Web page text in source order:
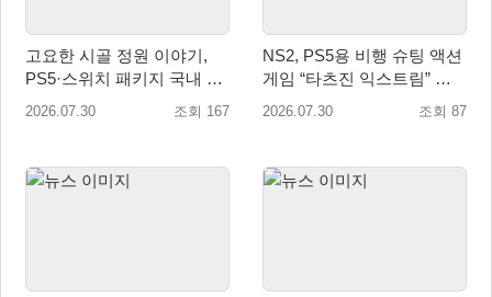
고요한 시골 정원 이야기,
PS5·스위치 패키지 국내 정
식 출시
2026.07.30 조회 167
NS2, PS5용 비행 슈팅 액션
게임 “타츠진 익스트림” 패
키지 버전 정식 발매!
2026.07.30 조회 87